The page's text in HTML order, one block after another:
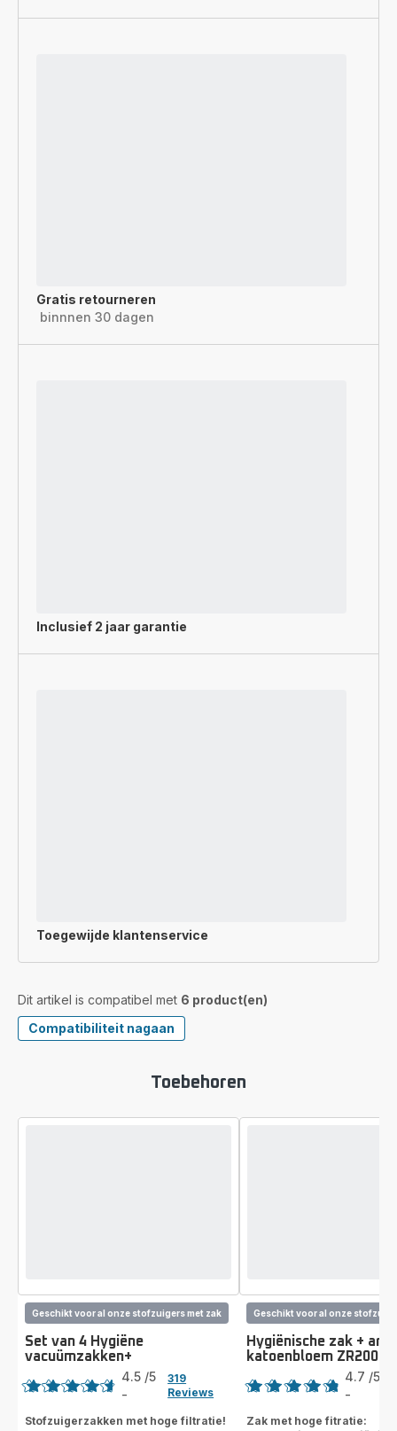
Gratis retourneren
binnnen 30 dagen
Inclusief 2 jaar garantie
Toegewijde klantenservice
Dit artikel is compatibel met 6 product(en)
Compatibiliteit nagaan
Toebehoren
Geschikt voor al onze stofzuigers met zak
Set van 4 Hygiëne
vacuümzakken+
Score
4.5 /5
-
319
Reviews
Stofzuigerzakken met hoge filtratie!
Geschikt voor al onze
Hygiënische zak +
katoenbloem
Score
4.7 /5
-
Zak met hoge fitratie: